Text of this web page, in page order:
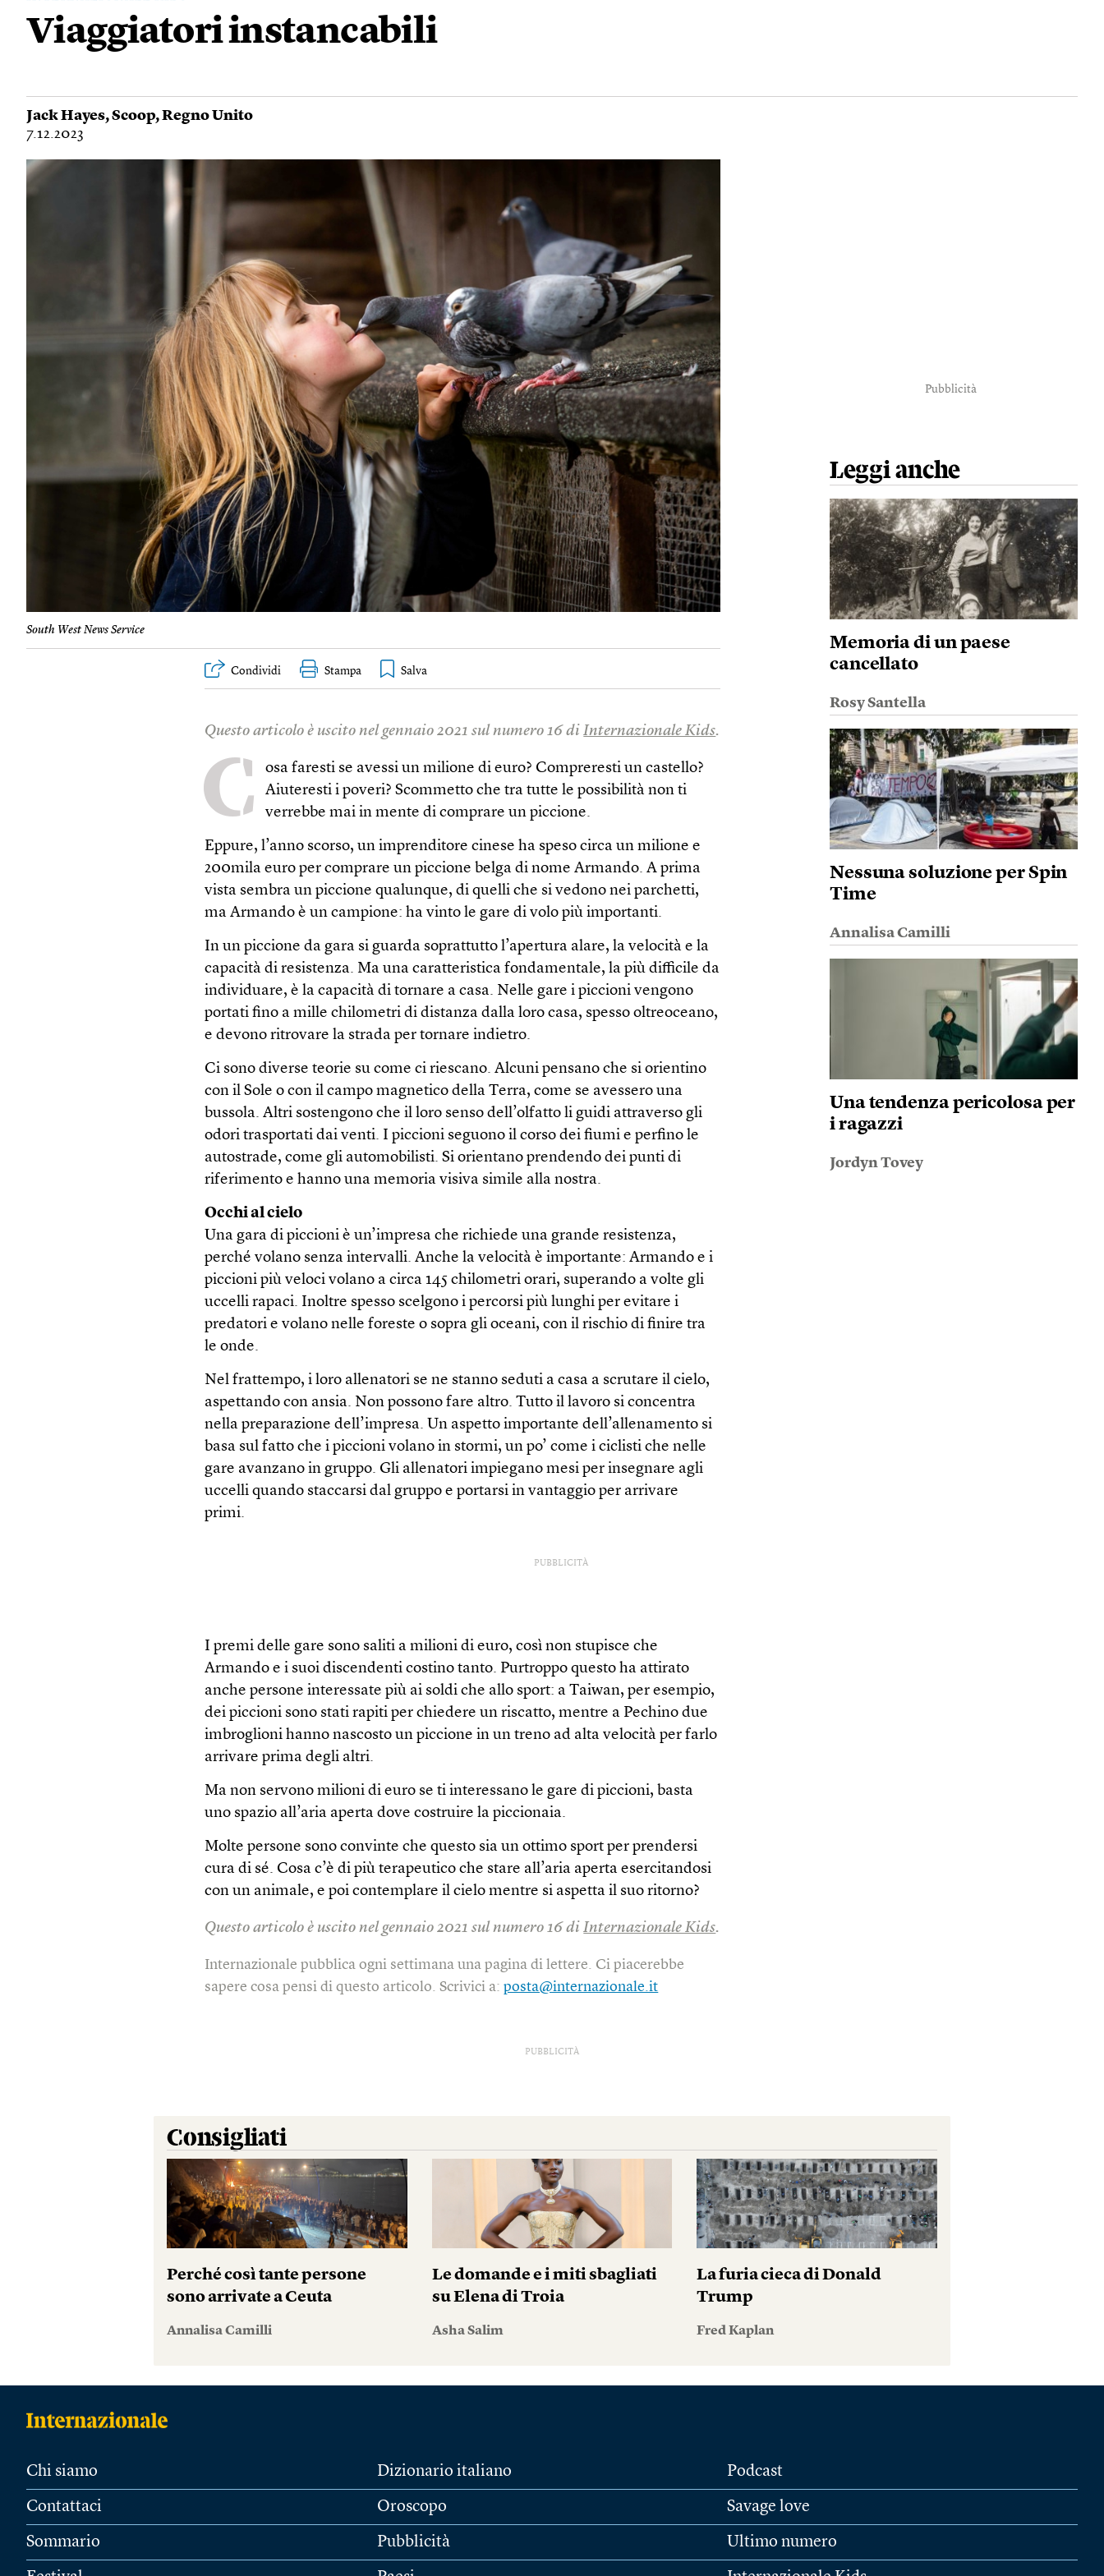
Viaggiatori instancabili
Jack Hayes,Scoop,Regno Unito
7.12.2023
South West News Service
Condividi Stampa
Questo articolo è uscito nel gennaio 2021 sul numero 16 diInternazionale Kids.
C
osa faresti se avessi un milione di euro? Compreresti un castello?
Aiuteresti i poveri? Scommetto che tra tutte le possibilità non ti
verrebbe mai in mente di comprare un piccione.
Eppure, l’anno scorso, un imprenditore cinese ha speso circa un milione e
200mila euro per comprare un piccione belga di nome Armando. A prima
vista sembra un piccione qualunque, di quelli che si vedono nei parchetti,
ma Armando è un campione: ha vinto le gare di volo più importanti.
In un piccione da gara si guarda soprattutto l’apertura alare, la velocità e la
capacità di resistenza. Ma una caratteristica fondamentale, la più difficile da
individuare, è la capacità di tornare a casa. Nelle gare i piccioni vengono
portati fino a mille chilometri di distanza dalla loro casa, spesso oltreoceano,
e devono ritrovare la strada per tornare indietro.
Ci sono diverse teorie su come ci riescano. Alcuni pensano che si orientino
con il Sole o con il campo magnetico della Terra, come se avessero una
bussola. Altri sostengono che il loro senso dell’olfatto li guidi attraverso gli
odori trasportati dai venti. I piccioni seguono il corso dei fiumi e perfino le
autostrade, come gli automobilisti. Si orientano prendendo dei punti di
riferimento e hanno una memoria visiva simile alla nostra.
Occhi al cielo
Una gara di piccioni è un’impresa che richiede una grande resistenza,
perché volano senza intervalli. Anche la velocità è importante: Armando e i
piccioni più veloci volano a circa 145 chilometri orari, superando a volte gli
uccelli rapaci. Inoltre spesso scelgono i percorsi più lunghi per evitare i
predatori e volano nelle foreste o sopra gli oceani, con il rischio di finire tra
le onde.
Nel frattempo, i loro allenatori se ne stanno seduti a casa a scrutare il cielo,
aspettando con ansia. Non possono fare altro. Tutto il lavoro si concentra
nella preparazione dell’impresa. Un aspetto importante dell’allenamento si
basa sul fatto che i piccioni volano in stormi, un po’ come i ciclisti che nelle
gare avanzano in gruppo. Gli allenatori impiegano mesi per insegnare agli
uccelli quando staccarsi dal gruppo e portarsi in vantaggio per arrivare
primi.
PUBBLICITÀ
I premi delle gare sono saliti a milioni di euro, così non stupisce che
Armando e i suoi discendenti costino tanto. Purtroppo questo ha attirato
anche persone interessate più ai soldi che allo sport: a Taiwan, per esempio,
dei piccioni sono stati rapiti per chiedere un riscatto, mentre a Pechino due
imbroglioni hanno nascosto un piccione in un treno ad alta velocità per farlo
arrivare prima degli altri.
Ma non servono milioni di euro se ti interessano le gare di piccioni, basta
uno spazio all’aria aperta dove costruire la piccionaia.
Molte persone sono convinte che questo sia un ottimo sport per prendersi
cura di sé. Cosa c’è di più terapeutico che stare all’aria aperta esercitandosi
con un animale, e poi contemplare il cielo mentre si aspetta il suo ritorno?
Questo articolo è uscito nel gennaio 2021 sul numero 16 diInternazionale Kids.
Internazionale pubblica ogni settimana una pagina di lettere. Ci piacerebbe
sapere cosa pensi di questo articolo. Scrivici a:posta@internazionale.it
Pubblicità
Leggi anche
Memoria di un paese
cancellato
Rosy Santella
Nessuna soluzione per Spin
Time
Annalisa Camilli
Una tendenza pericolosa per
i ragazzi
Jordyn Tovey
PUBBLICITÀ
Consigliati
Perché così tante persone
sono arrivate a Ceuta
Annalisa Camilli
Le domande e i miti sbagliati
su Elena di Troia
Asha Salim
La furia cieca di Donald
Trump
Fred Kaplan
Chi siamo
Contattaci
Sommario
Dizionario italiano
Oroscopo
Pubblicità
Podcast
Savage love
Ultimo numero